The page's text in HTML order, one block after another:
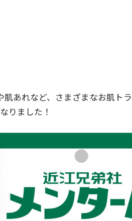
肌あれなど、さまざまなお肌ト
りました！